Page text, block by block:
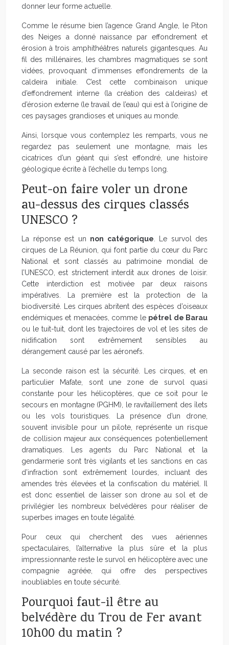
donner leur forme actuelle.
Comme le résume bien l’agence Grand Angle, le Piton
des Neiges a donné naissance par effondrement et
érosion à trois amphithéâtres naturels gigantesques. Au
fil des millénaires, les chambres magmatiques se sont
vidées, provoquant d’immenses effondrements de la
caldeira initiale. C’est cette combinaison unique
d’effondrement interne (la création des caldeiras) et
d’érosion externe (le travail de l’eau) qui est à l’origine de
ces paysages grandioses et uniques au monde.
Ainsi, lorsque vous contemplez les remparts, vous ne
regardez pas seulement une montagne, mais les
cicatrices d’un géant qui s’est effondré, une histoire
géologique écrite à l’échelle du temps long.
Peut-on faire voler un drone
au-dessus des cirques classés
UNESCO ?
La réponse est un non catégorique. Le survol des
cirques de La Réunion, qui font partie du cœur du Parc
National et sont classés au patrimoine mondial de
l’UNESCO, est strictement interdit aux drones de loisir.
Cette interdiction est motivée par deux raisons
impératives. La première est la protection de la
biodiversité. Les cirques abritent des espèces d’oiseaux
endémiques et menacées, comme le pétrel de Barau
ou le tuit-tuit, dont les trajectoires de vol et les sites de
nidification sont extrêmement sensibles au
dérangement causé par les aéronefs.
La seconde raison est la sécurité. Les cirques, et en
particulier Mafate, sont une zone de survol quasi
constante pour les hélicoptères, que ce soit pour le
secours en montagne (PGHM), le ravitaillement des îlets
ou les vols touristiques. La présence d’un drone,
souvent invisible pour un pilote, représente un risque
de collision majeur aux conséquences potentiellement
dramatiques. Les agents du Parc National et la
gendarmerie sont très vigilants et les sanctions en cas
d’infraction sont extrêmement lourdes, incluant des
amendes très élevées et la confiscation du matériel. Il
est donc essentiel de laisser son drone au sol et de
privilégier les nombreux belvédères pour réaliser de
superbes images en toute légalité.
Pour ceux qui cherchent des vues aériennes
spectaculaires, l’alternative la plus sûre et la plus
impressionnante reste le survol en hélicoptère avec une
compagnie agréée, qui offre des perspectives
inoubliables en toute sécurité.
Pourquoi faut-il être au
belvédère du Trou de Fer avant
10h00 du matin ?